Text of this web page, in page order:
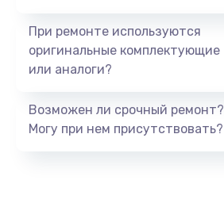
Заказать
1060 руб.
При ремонте используются
оригинальные комплектующие
или аналоги?
Возможен ли срочный ремонт?
Могу при нем присутствовать?